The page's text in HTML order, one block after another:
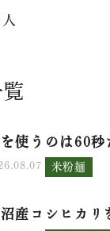
使うのは60
米粉麺
産コシヒカ